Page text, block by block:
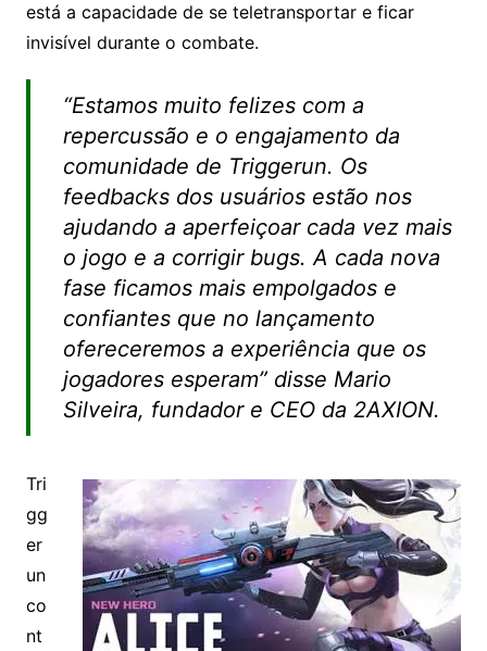
está a capacidade de se teletransportar e ficar
invisível durante o combate.
“Estamos muito felizes com a
repercussão e o engajamento da
comunidade de Triggerun. Os
feedbacks dos usuários estão nos
ajudando a aperfeiçoar cada vez mais
o jogo e a corrigir bugs. A cada nova
fase ficamos mais empolgados e
confiantes que no lançamento
ofereceremos a experiência que os
jogadores esperam” disse Mario
Silveira, fundador e CEO da 2AXION.
Tri
gg
er
un
co
nt